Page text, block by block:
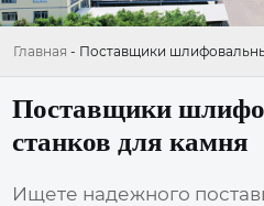
Главная - Поставщики
Поставщики
станков для камня
Ищете надежного